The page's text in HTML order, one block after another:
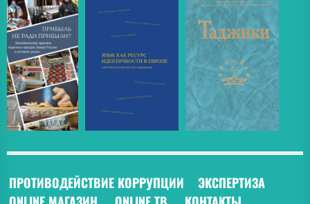
ПРОТИВОДЕЙСТВИЕ КОРРУПЦИИ ЭКСПЕРТИЗА